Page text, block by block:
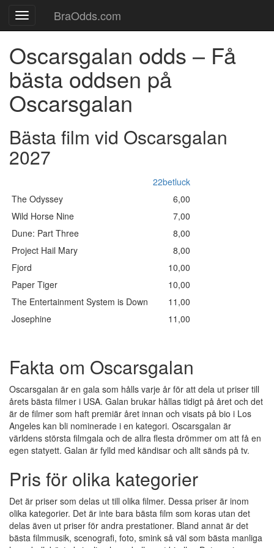
Toggle
navigation
BraOdds.com
Oscarsgalan odds – Få
bästa oddsen på
Oscarsgalan
Bästa film vid Oscarsgalan
2027
22betluck
The Odyssey
6,00
Wild Horse Nine
7,00
Dune: Part Three
8,00
Project Hail Mary
8,00
Fjord
10,00
Paper Tiger
10,00
The Entertainment System is Down
11,00
Josephine
11,00
Fakta om Oscarsgalan
Oscarsgalan är en gala som hålls varje år för att dela ut priser till
årets bästa filmer i USA. Galan brukar hållas tidigt på året och det
är de filmer som haft premiär året innan och visats på bio i Los
Angeles kan bli nominerade i en kategori. Oscarsgalan är
världens största filmgala och de allra flesta drömmer om att få en
egen statyett. Galan är fylld med kändisar och allt sänds på tv.
Pris för olika kategorier
Det är priser som delas ut till olika filmer. Dessa priser är inom
olika kategorier. Det är inte bara bästa film som koras utan det
delas även ut priser för andra prestationer. Bland annat är det
bästa filmmusik, scenografi, foto, smink så väl som bästa manliga